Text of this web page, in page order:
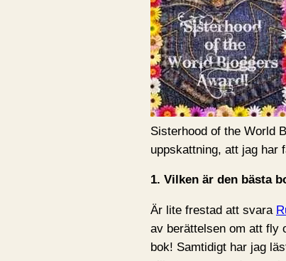
Sisterhood of the World
uppskattning, att jag har
1. Vilken är den bästa
Är lite frestad att svara
av berättelsen om att fly
bok! Samtidigt har jag